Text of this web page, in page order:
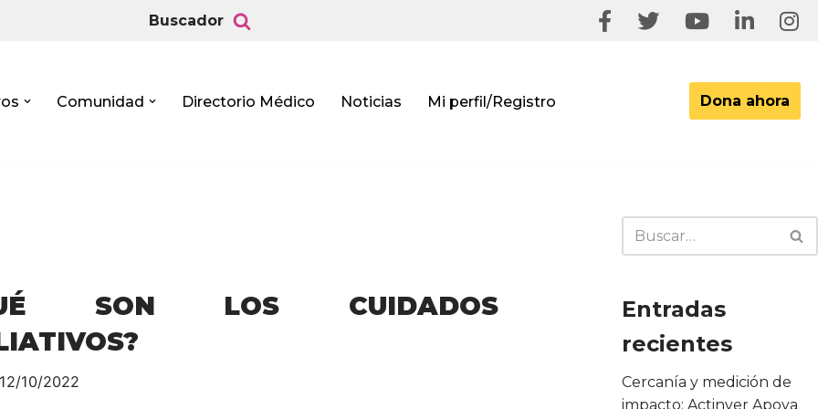
Buscador
Comunidad Directorio Médico Noticias Mi perfil/Registro Dona ahora
SON LOS CUIDADOS
12/10/2022
Entradas
recientes
Cercanía y medición de
impacto: Actinver Apoya